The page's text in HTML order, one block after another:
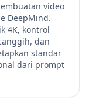
video
DeepMind.
4K, kontrol
dan
standar
dari prompt